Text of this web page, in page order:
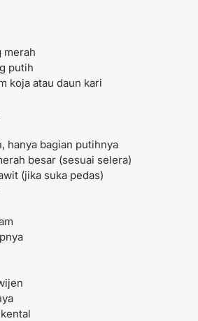
merah
putih
koja atau daun kari
hanya bagian putihnya
besar (sesuai selera)
(jika suka pedas)